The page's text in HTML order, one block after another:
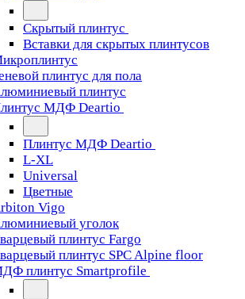
Скрытый плинтус
Вставки для скрытых плинтусов
плинтус для пола
плинтус
МДФ Deartio
Плинтус МДФ Deartio
L-XL
Universal
Цветные
Vigo
уголок
плинтус Fargo
плинтус SPC Alpine floor
плинтус Smartprofile